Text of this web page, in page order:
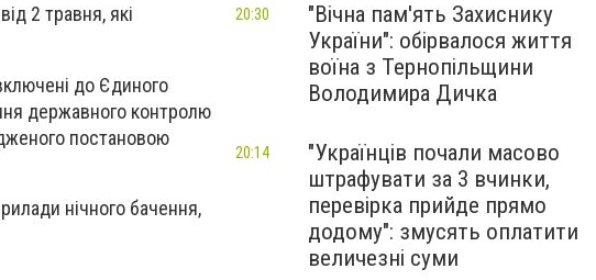
2 травня, які
до Єдиного
державного контролю
постановою
нічного бачення,
"Вічна пам'ять Захиснику
України": обірвалося життя
воїна з Тернопільщини
Володимира Дичка
20:30
"Українців почали масово
штрафувати за 3 вчинки,
перевірка прийде прямо
додому": змусять оплатити
величезні суми
20:14